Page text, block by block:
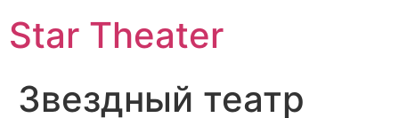
Star Theater
Звездный театр